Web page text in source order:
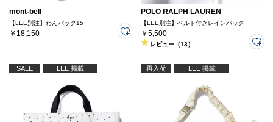
mont-bell
【LEE別注】わんパック15
￥18,150
POLO RALPH LAUREN
【LEE別注】ベルト付きレインバッグ
￥5,500
レビュー（13）
SALE LEE 掲載 再入荷 LEE 掲載